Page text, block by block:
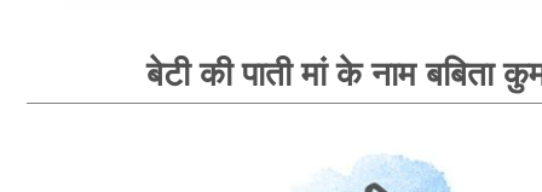
बेटी की पाती मां के नाम बबिता